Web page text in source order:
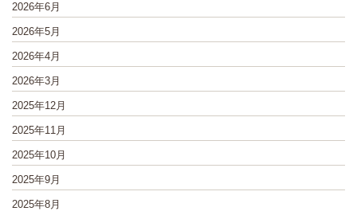
2026年6月
2026年5月
2026年4月
2026年3月
2025年12月
2025年11月
2025年10月
2025年9月
2025年8月